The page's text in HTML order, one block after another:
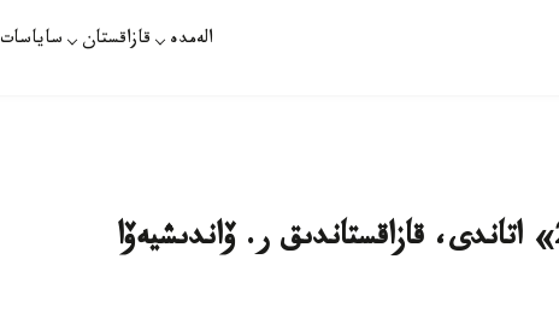
الەمدە قازاقستان ساياسات
يسپان سۇلۋى «الەم ارۋى-2015» اتاندى، قازاقستاندىق ر. ۆاندىشيەۆا